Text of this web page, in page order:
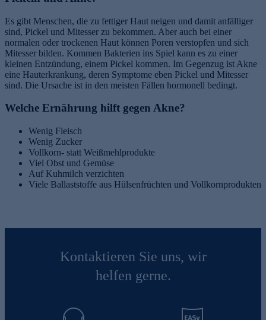
Es gibt Menschen, die zu fettiger Haut neigen und damit anfälliger
sind, Pickel und Mitesser zu bekommen. Aber auch bei einer
normalen oder trockenen Haut können Poren verstopfen und sich
Mitesser bilden. Kommen Bakterien ins Spiel kann es zu einer
kleinen Entzündung, einem Pickel kommen. Im Gegenzug ist Akne
eine Hauterkrankung, deren Symptome eben Pickel und Mitesser
sind. Die Ursache ist in den meisten Fällen hormonell bedingt.
Welche Ernährung hilft gegen Akne?
Wenig Fleisch
Wenig Zucker
Vollkorn- statt Weißmehlprodukte
Viel Obst und Gemüse
Auf Kuhmilch verzichten
Viele Ballaststoffe aus Hülsenfrüchten und Vollkornprodukten
Kontaktieren Sie uns, wir
helfen gerne.